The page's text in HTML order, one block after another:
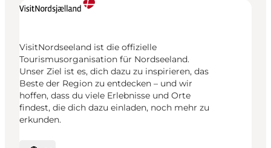
VisitNordseeland ist die offizielle
Tourismusorganisation für Nordseeland.
Unser Ziel ist es, dich dazu zu inspirieren, das
Beste der Region zu entdecken – und wir
hoffen, dass du viele Erlebnisse und Orte
findest, die dich dazu einladen, noch mehr zu
erkunden.